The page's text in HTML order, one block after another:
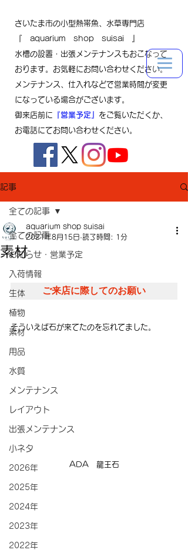
さいたま市の小型熱帯魚、水草専門店
『 aquarium shop suisai 』
水槽の設置・出張メンテナンスもおこなって
おります。お気軽にお問い合わせください。
メンテナンス、仕入れなどで営業時間が変更
になっている場合がございます。
御来店前に 『営業予定』 をご覧いただくか、
お電話にてお問い合わせください。
記事
全ての記事
お知らせ・営業予定
入荷情報
生体
植物
素材
用品
水質
メンテナンス
レイアウト
出張メンテナンス
小ネタ
2026年
2025年
2024年
2023年
2022年
全ての記事
素材
aquarium shop suisai
2021年8月15日 読了時間: 1分
ご来店に際してのお願い
そういえば石が来てたのを忘れてました。
ADA　龍王石